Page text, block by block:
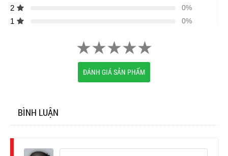
2 0%
1 0%
ĐÁNH GIÁ SẢN PHẨM
BÌNH LUẬN